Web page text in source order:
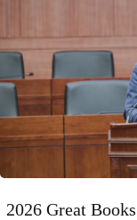
2026 Great